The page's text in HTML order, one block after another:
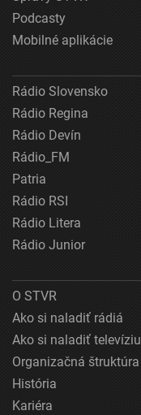
Podcasty
Mobilné aplikácie
Rádio Slovensko
Rádio Regina
Rádio Devín
Rádio_FM
Patria
Rádio RSI
Rádio Litera
Rádio Junior
O STVR
Ako si naladiť rádiá
Ako si naladiť televíziu
Organizačná štruktúra
História
Kariéra